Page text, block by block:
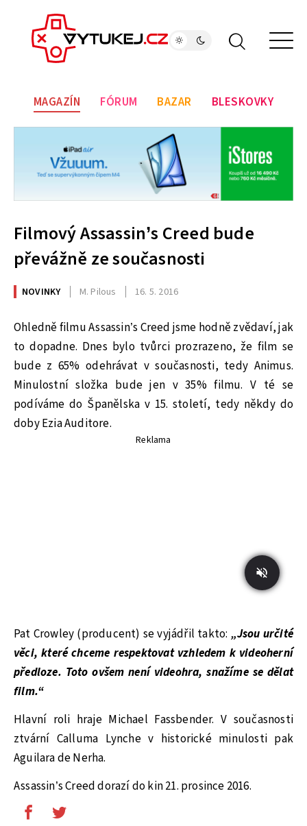
MAGAZÍN FÓRUM BAZAR BLESKOVKY
Filmový Assassin’s Creed bude
převážně ze současnosti
NOVINKY M. Pilous 16. 5. 2016
Ohledně filmu Assassin’s Creed jsme hodně zvědaví, jak
to dopadne. Dnes bylo tvůrci prozrazeno, že film se
bude z 65% odehrávat v současnosti, tedy Animus.
Minulostní složka bude jen v 35% filmu. V té se
podíváme do Španělska v 15. století, tedy někdy do
doby Ezia Auditore.
Reklama
Pat Crowley (producent) se vyjádřil takto: „Jsou určité
věci, které chceme respektovat vzhledem k videoherní
předloze. Toto ovšem není videohra, snažíme se dělat
film.“
Hlavní roli hraje Michael Fassbender. V současnosti
ztvární Calluma Lynche v historické minulosti pak
Aguilara de Nerha.
Assassin’s Creed dorazí do kin 21. prosince 2016.